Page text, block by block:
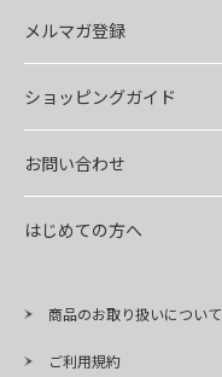
メルマガ登録
ショッピングガイド
お問い合わせ
はじめての方へ
商品のお取り扱いについて
ご利用規約